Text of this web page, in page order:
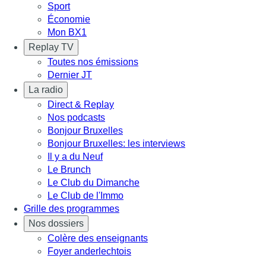
Sport
Économie
Mon BX1
Replay TV
Toutes nos émissions
Dernier JT
La radio
Direct & Replay
Nos podcasts
Bonjour Bruxelles
Bonjour Bruxelles: les interviews
Il y a du Neuf
Le Brunch
Le Club du Dimanche
Le Club de l'Immo
Grille des programmes
Nos dossiers
Colère des enseignants
Foyer anderlechtois